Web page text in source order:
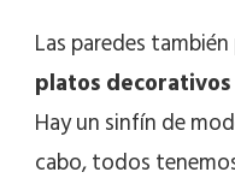
Las paredes
platos decorativos
Hay un sinfín de
cabo, todos